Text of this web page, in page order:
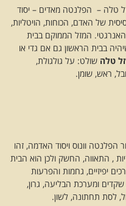
טלה – הפלנטה מאדים – יסוד
של האדם, הכוחות, הויטליות,
המזל הממוקם בבית
בבית הראשון גם אם גדי או
טלה שולט: על גולגולת,
ראש, שומן.
הפלנטה וונוס ויסוד האדמה, זהו
, התאווה, החשק ולכן הוא הבית
יפיזיים, גחמות והפרעות
ומערכת הבליעה, גרון,
לסת תחתונה, לשון.